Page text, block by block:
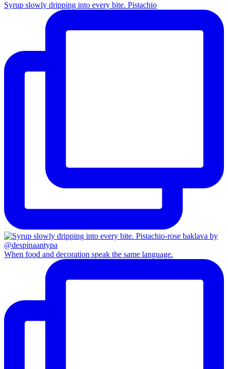
Syrup slowly dripping into every bite. Pistachio
When food and decoration speak the same language.